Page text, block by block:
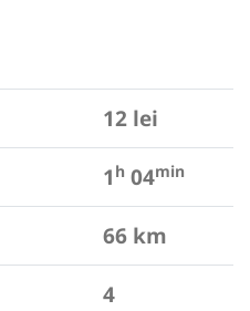
12 lei
1 h 04min
66 km
4